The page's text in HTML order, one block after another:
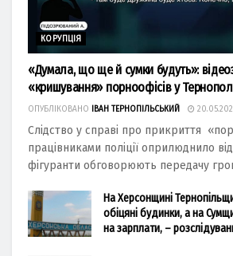
КОРУПЦІЯ
«Думала, що ще й сумки будуть»:
«кришування» порноофісів у
ОПУБЛІКОВАНО ІВАН ТЕРНОПІЛЬСЬКИЙ
Слідство у справі про прикриття
працівниками поліції оприлюднило
фігуранти обговорюють передачу
На Херсонщині
обіцяні будинки, а на
на зарплати, –